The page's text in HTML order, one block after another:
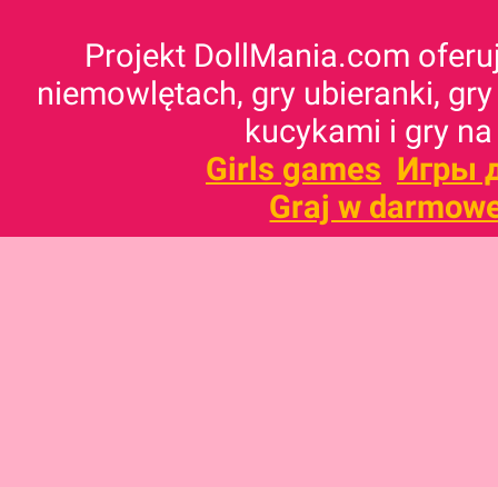
Projekt DollMania.com
niemowlętach, gry ubieranki,
kucykami i gry
Girls games Игры
Graj w